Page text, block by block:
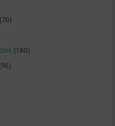
(70)
(180)
(96)